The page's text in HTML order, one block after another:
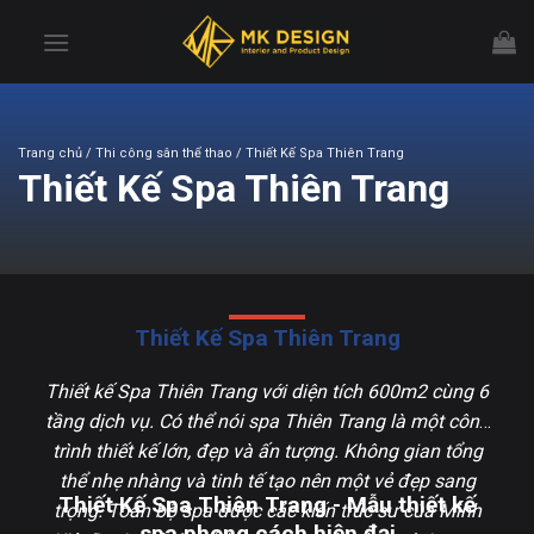
Trang chủ / Thi công sân thể thao / Thiết Kế Spa Thiên Trang
Thiết Kế Spa Thiên Trang
Thiết Kế Spa Thiên Trang
Thiết kế Spa Thiên Trang với diện tích 600m2 cùng 6
tầng dịch vụ. Có thể nói spa Thiên Trang là một công
trình thiết kế lớn, đẹp và ấn tượng. Không gian tổng
thể nhẹ nhàng và tinh tế tạo nên một vẻ đẹp sang
trọng. Toàn bộ spa được các kiến trúc sư của Minh
Thiết Kế Spa Thiên Trang - Mẫu thiết kế